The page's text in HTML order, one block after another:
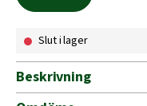
Slut i lager
Beskrivning